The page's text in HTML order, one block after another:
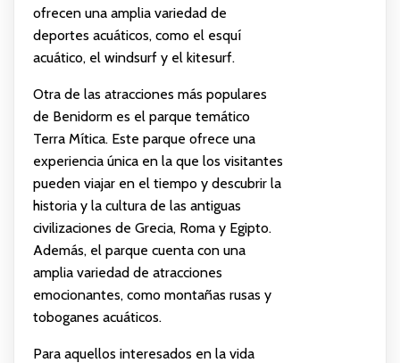
ofrecen una amplia variedad de
deportes acuáticos, como el esquí
acuático, el windsurf y el kitesurf.
Otra de las atracciones más populares
de Benidorm es el parque temático
Terra Mítica. Este parque ofrece una
experiencia única en la que los visitantes
pueden viajar en el tiempo y descubrir la
historia y la cultura de las antiguas
civilizaciones de Grecia, Roma y Egipto.
Además, el parque cuenta con una
amplia variedad de atracciones
emocionantes, como montañas rusas y
toboganes acuáticos.
Para aquellos interesados en la vida